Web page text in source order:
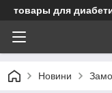
товары для
Новини